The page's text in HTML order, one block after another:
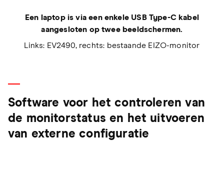
Een laptop is via een enkele USB Type-C kabel
aangesloten op twee beeldschermen.
Links: EV2490, rechts: bestaande EIZO-monitor
Software voor het controleren van
de monitorstatus en het uitvoeren
van externe configuratie